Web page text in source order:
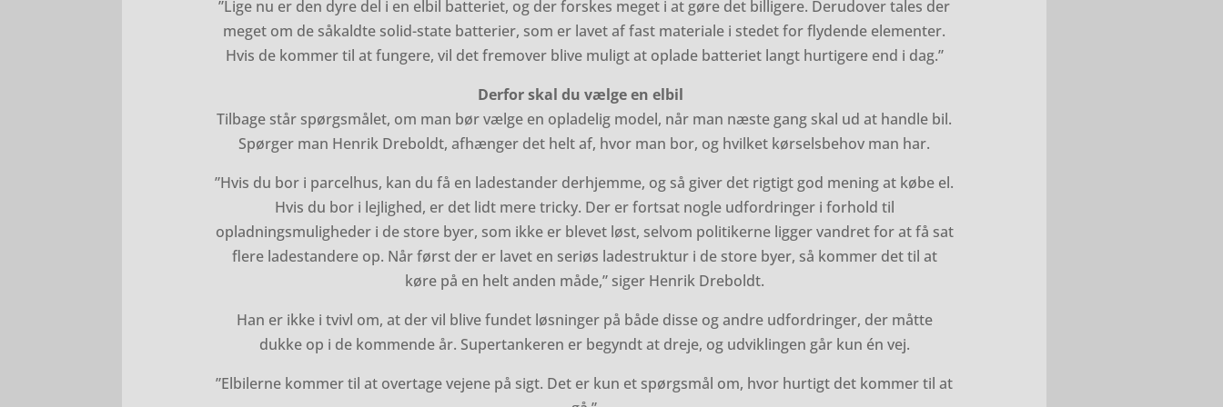
”Lige nu er den dyre del i en elbil batteriet, og der forskes meget i at gøre det billigere. Derudover tales der
meget om de såkaldte solid-state batterier, som er lavet af fast materiale i stedet for flydende elementer.
Hvis de kommer til at fungere, vil det fremover blive muligt at oplade batteriet langt hurtigere end i dag.”
Derfor skal du vælge en elbil
Tilbage står spørgsmålet, om man bør vælge en opladelig model, når man næste gang skal ud at handle bil.
Spørger man Henrik Dreboldt, afhænger det helt af, hvor man bor, og hvilket kørselsbehov man har.
”Hvis du bor i parcelhus, kan du få en ladestander derhjemme, og så giver det rigtigt god mening at købe el.
Hvis du bor i lejlighed, er det lidt mere tricky. Der er fortsat nogle udfordringer i forhold til
opladningsmuligheder i de store byer, som ikke er blevet løst, selvom politikerne ligger vandret for at få sat
flere ladestandere op. Når først der er lavet en seriøs ladestruktur i de store byer, så kommer det til at
køre på en helt anden måde,” siger Henrik Dreboldt.
Han er ikke i tvivl om, at der vil blive fundet løsninger på både disse og andre udfordringer, der måtte
dukke op i de kommende år. Supertankeren er begyndt at dreje, og udviklingen går kun én vej.
”Elbilerne kommer til at overtage vejene på sigt. Det er kun et spørgsmål om, hvor hurtigt det kommer til at